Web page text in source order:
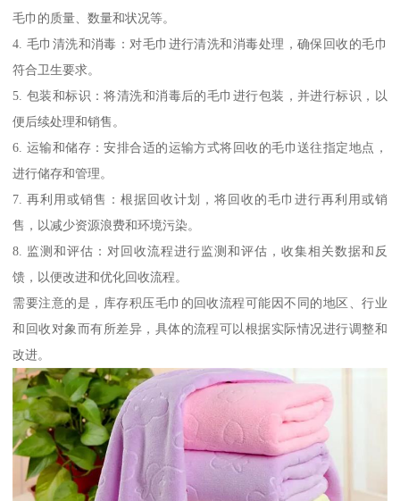
毛巾的质量、数量和状况等。
4. 毛巾清洗和消毒：对毛巾进行清洗和消毒处理，确保回收的毛巾
符合卫生要求。
5. 包装和标识：将清洗和消毒后的毛巾进行包装，并进行标识，以
便后续处理和销售。
6. 运输和储存：安排合适的运输方式将回收的毛巾送往指定地点，
进行储存和管理。
7. 再利用或销售：根据回收计划，将回收的毛巾进行再利用或销
售，以减少资源浪费和环境污染。
8. 监测和评估：对回收流程进行监测和评估，收集相关数据和反
馈，以便改进和优化回收流程。
需要注意的是，库存积压毛巾的回收流程可能因不同的地区、行业
和回收对象而有所差异，具体的流程可以根据实际情况进行调整和
改进。